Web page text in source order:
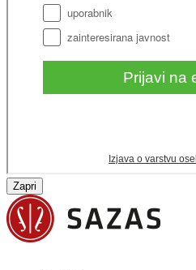
Zapri